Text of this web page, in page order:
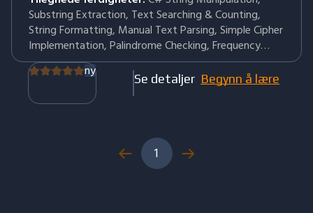
Substring Extraction, Text Searching & Counting,
String Formatting, Manual Text Parsing, Simple Cipher
Implementation, Palindrome Checking, Frequency
Analysis, Efficient String Building
ny Se detaljer Begynn å lære
1